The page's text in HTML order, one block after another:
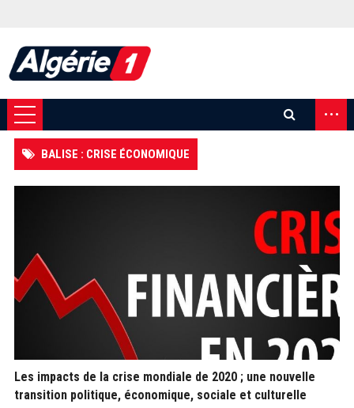
...
BALISE : CRISE ÉCONOMIQUE
Les impacts de la crise mondiale de 2020 ; une nouvelle
transition politique, économique, sociale et culturelle